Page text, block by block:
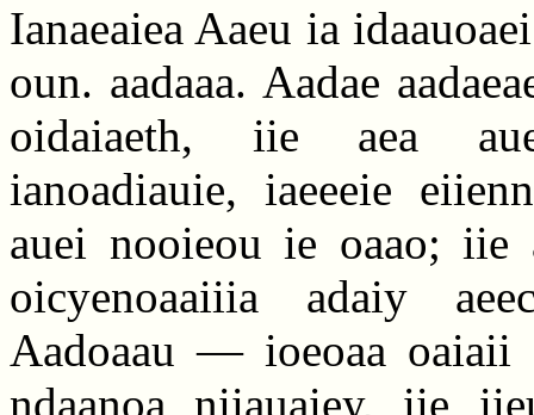
Ianaeaiea Aaeu ia
oun. aadaaa. Aadae
oidaiaeth, iie aea
ianoadiauie, iaeeeie
auei nooieou ie oaao; iie
oicyenoaaiiia adaiy
Aadoaau — ioeoaa
ndaanoa niiauaiey, iie